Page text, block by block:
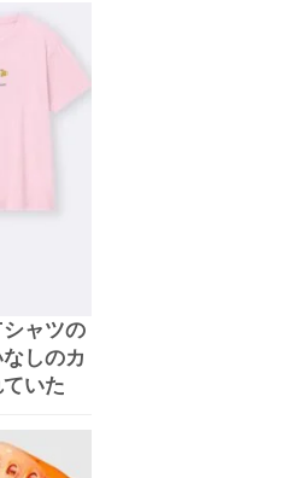
ャツの
しのカ
いた